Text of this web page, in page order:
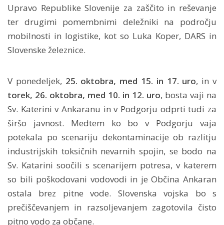
Upravo Republike Slovenije za zaščito in reševanje
ter drugimi pomembnimi deležniki na področju
mobilnosti in logistike, kot so Luka Koper, DARS in
Slovenske železnice.
V ponedeljek, 25. oktobra, med 15. in 17. uro, in v
torek, 26. oktobra, med 10. in 12. uro, bosta vaji na
Sv. Katerini v Ankaranu in v Podgorju odprti tudi za
širšo javnost. Medtem ko bo v Podgorju vaja
potekala po scenariju dekontaminacije ob razlitju
industrijskih toksičnih nevarnih spojin, se bodo na
Sv. Katarini soočili s scenarijem potresa, v katerem
so bili poškodovani vodovodi in je Občina Ankaran
ostala brez pitne vode. Slovenska vojska bo s
prečiščevanjem in razsoljevanjem zagotovila čisto
pitno vodo za občane.